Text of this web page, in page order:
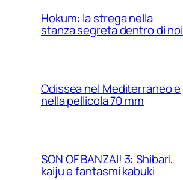
Hokum: la strega nella
stanza segreta dentro di noi
Odissea nel Mediterraneo e
nella pellicola 70 mm
SON OF BANZAI! 3: Shibari,
kaiju e fantasmi kabuki